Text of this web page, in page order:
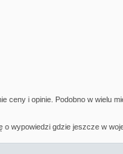
ceny i opinie. Podobno w wielu
o wypowiedzi gdzie jeszcze w